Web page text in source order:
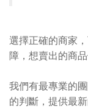
選擇正確的商家
障，想賣出的商
我們有最專業的
的判斷，提供最